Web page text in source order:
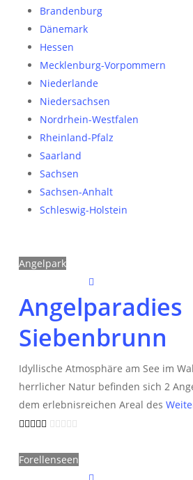
Brandenburg
Dänemark
Hessen
Mecklenburg-Vorpommern
Niederlande
Niedersachsen
Nordrhein-Westfalen
Rheinland-Pfalz
Saarland
Sachsen
Sachsen-Anhalt
Schleswig-Holstein
Angelpark
Angelparadies
Siebenbrunn
Idyllische Atmosphäre am See im
herrlicher Natur befinden sich 2
dem erlebnisreichen Areal des
Forellenseen